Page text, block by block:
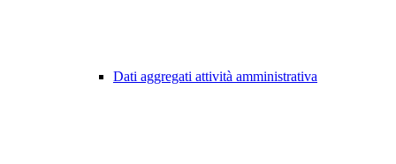
Dati aggregati attività amministrativa